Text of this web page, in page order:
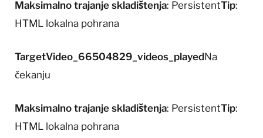
Maksimalno trajanje skladištenja: PersistentTip:
HTML lokalna pohrana
TargetVideo_66504829_videos_playedNa
čekanju
Maksimalno trajanje skladištenja: PersistentTip:
HTML lokalna pohrana